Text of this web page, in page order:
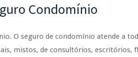
Condomínio
O seguro de condomínio atende a
mistos, de consultórios, escritórios,